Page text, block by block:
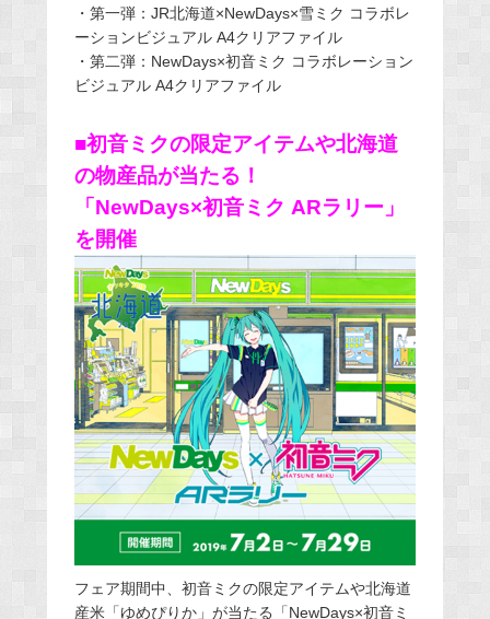
・第一弾：JR北海道×NewDays×雪ミク コラボレ
ーションビジュアル A4クリアファイル
・第二弾：NewDays×初音ミク コラボレーション
ビジュアル A4クリアファイル
■初音ミクの限定アイテムや北海道
の物産品が当たる！
「NewDays×初音ミク ARラリー」
を開催
フェア期間中、初音ミクの限定アイテムや北海道
産米「ゆめぴりか」が当たる「NewDays×初音ミ